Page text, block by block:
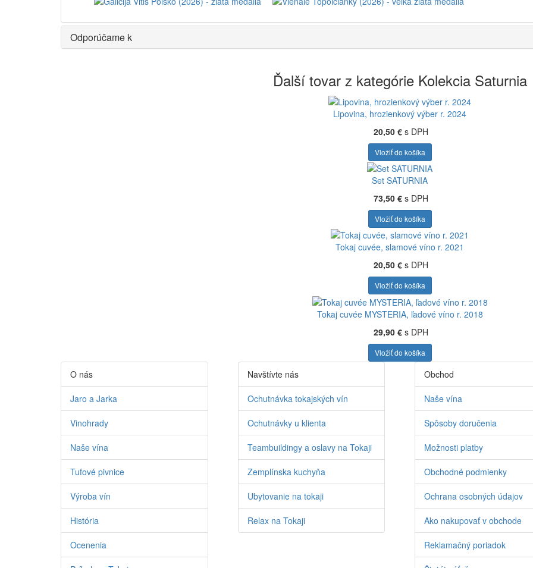
Odporúčame k
Ďalší tovar z kategórie Kolekcia Saturnia
Lipovina, hrozienkový výber r. 2024
20,50 € s DPH
Vložiť do košíka
Set SATURNIA
73,50 € s DPH
Vložiť do košíka
Tokaj cuvée, slamové víno r. 2021
20,50 € s DPH
Vložiť do košíka
Tokaj cuvée MYSTERIA, ľadové víno r. 2018
29,90 € s DPH
Vložiť do košíka
O nás
Jaro a Jarka
Vinohrady
Naše vína
Tufové pivnice
Výroba vín
História
Ocenenia
Navštívte nás
Ochutnávka tokajských vín
Ochutnávky u klienta
Teambuildingy a oslavy na Tokaji
Zemplínska kuchyňa
Ubytovanie na tokaji
Relax na Tokaji
Obchod
Naše vína
Spôsoby doručenia
Možnosti platby
Obchodné podmienky
Ochrana osobných údajov
Ako nakupovať v obchode
Reklamačný poriadok